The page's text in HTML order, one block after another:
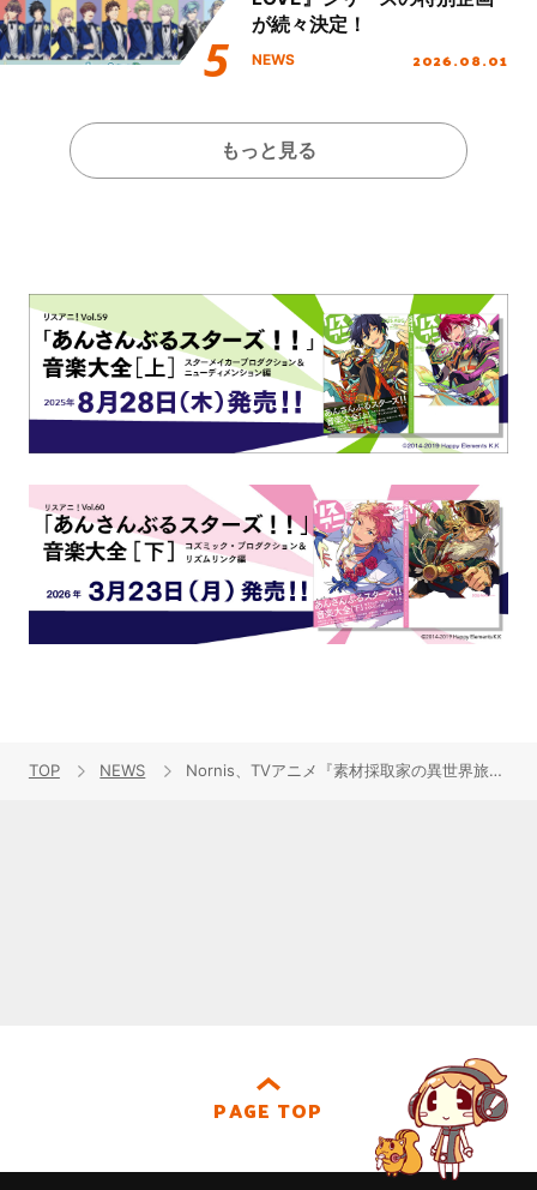
が続々決定！
NEWS 2026.08.01
もっと見る
TOP NEWS Nornis、TVアニメ『素材採取家の異世界旅行記』OPテーマ収録の3rd Single「Prologue」10月29日発売決定！
PAGE TOP